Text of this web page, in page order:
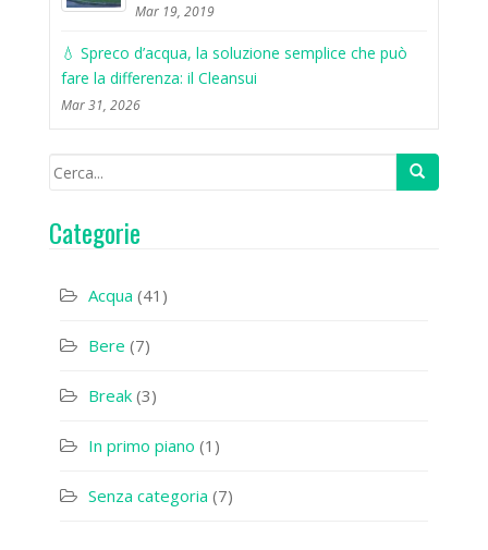
Mar 19, 2019
💧 Spreco d’acqua, la soluzione semplice che può
fare la differenza: il Cleansui
Mar 31, 2026
Categorie
Acqua (41)
Bere (7)
Break (3)
In primo piano (1)
Senza categoria (7)